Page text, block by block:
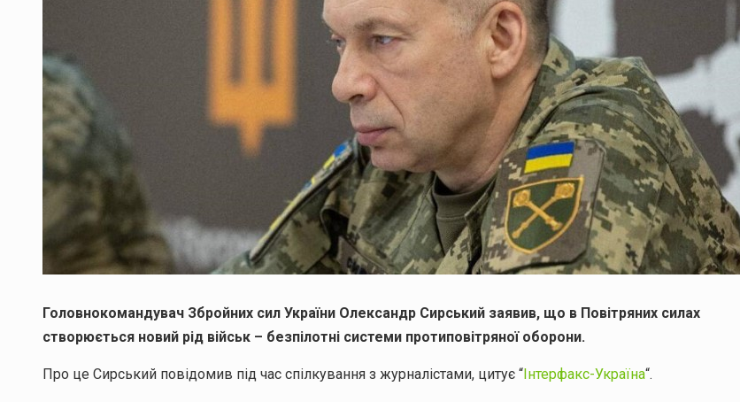
Головнокомандувач Збройних сил України Олександр Сирський заявив, що в Повітряних силах
створюється новий рід військ – безпілотні системи протиповітряної оборони.
Про це Сирський повідомив під час спілкування з журналістами, цитує “Інтерфакс-Україна“.